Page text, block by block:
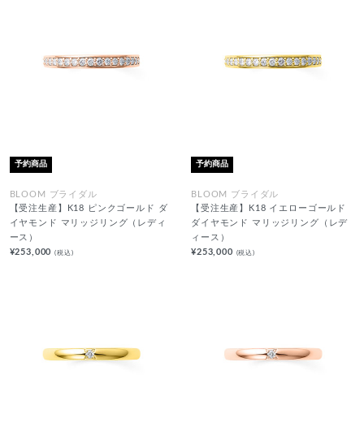
予約商品
BLOOM ブライダル
【受注生産】K18 ピンクゴールド ダ
イヤモンド マリッジリング（レディ
ース）
¥253,000(税込)
予約商品
BLOOM ブライダル
【受注生産】K18 イエローゴールド
ダイヤモンド マリッジリング（レデ
ィース）
¥253,000 (税込)